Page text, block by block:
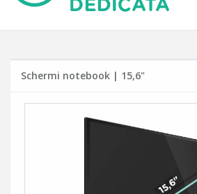
Schermi notebook | 15,6"